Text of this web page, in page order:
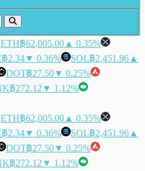
ETH฿62,005.00 ▲ 0.35%
฿2.34▼ 0.36% SOL฿2,451.96 ▲
DOT฿27.50▼ 0.25%
฿272.12 ▼ 1.12%
ETH฿62,005.00 ▲ 0.35%
฿2.34▼ 0.36% SOL฿2,451.96 ▲
DOT฿27.50▼ 0.25%
฿272.12 ▼ 1.12%